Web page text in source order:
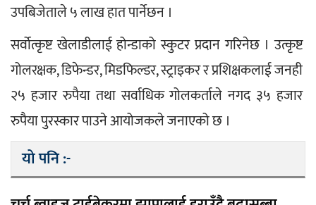
उपबिजेताले ५ लाख हात पार्नेछन ।
सर्वोत्कृष्ट खेलाडीलाई होन्डाको स्कुटर प्रदान गरिनेछ । उत्कृष्ट
गोलरक्षक, डिफेन्डर, मिडफिल्डर, स्ट्राइकर र प्रशिक्षकलाई जनही
२५ हजार रुपैया तथा सर्वाधिक गोलकर्ताले नगद ३५ हजार
रुपैया पुरस्कार पाउने आयोजकले जनाएको छ ।
यो पनि :-